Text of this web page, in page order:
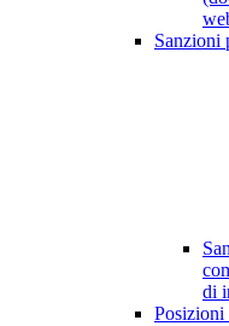
Sanzioni
di
Posizioni